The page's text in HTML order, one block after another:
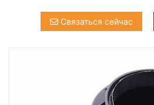
Связаться сейчас